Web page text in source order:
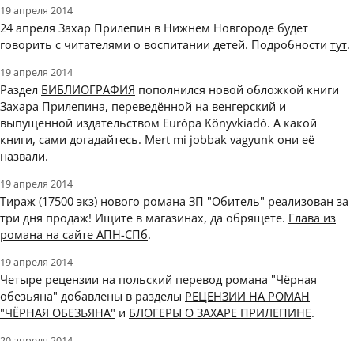
19 апреля 2014
24 апреля Захар Прилепин в Нижнем Новгороде будет
говорить с читателями о воспитании детей. Подробности тут.
19 апреля 2014
Раздел БИБЛИОГРАФИЯ пополнился новой обложкой книги
Захара Прилепина, переведённой на венгерский и
выпущенной издательством Európa Könyvkiadó. А какой
книги, сами догадайтесь. Mert mi jobbak vagyunk они её
назвали.
19 апреля 2014
Тираж (17500 экз) нового романа ЗП "Обитель" реализован за
три дня продаж! Ищите в магазинах, да обрящете. Глава из
романа на сайте АПН-СПб.
19 апреля 2014
Четыре рецензии на польский перевод романа "Чёрная
обезьяна" добавлены в разделы РЕЦЕНЗИИ НА РОМАН
"ЧЁРНАЯ ОБЕЗЬЯНА" и БЛОГЕРЫ О ЗАХАРЕ ПРИЛЕПИНЕ.